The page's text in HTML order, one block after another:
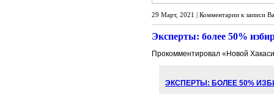
29 Март, 2021 | Комментарии к записи
Эксперты: более 50%
Прокомментировал «Новой
ЭКСПЕРТЫ: БОЛЕЕ 50%